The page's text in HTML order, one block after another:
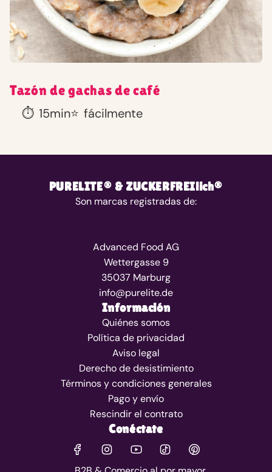
Tazón de gachas de café
⏱️ 15min⭐ fácilmente
PURELITE® & ZUCKERFREIlich®
Son marcas registradas de:
Advanced Food AG
Wettergasse 9
35037 Marburg
info@purelite.de
Información
Quiénes somos
Política de privacidad
Aviso legal
Derecho de desistimiento
Términos y condiciones generales
Pago y envío
Rescindir el contrato
Conéctate